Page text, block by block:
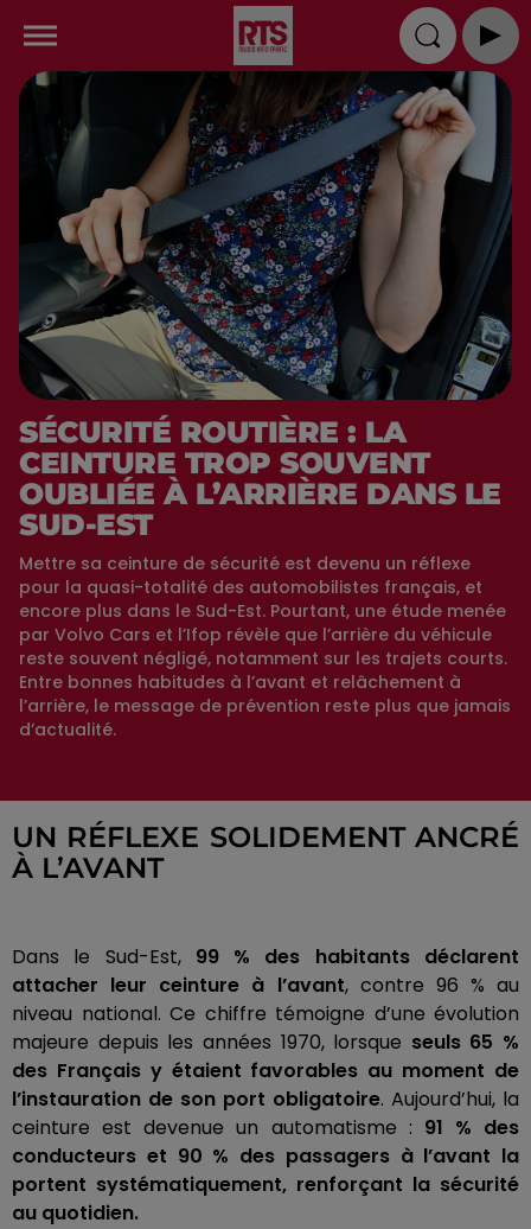
SÉCURITÉ ROUTIÈRE : LA
CEINTURE TROP SOUVENT
OUBLIÉE À L’ARRIÈRE DANS LE
SUD-EST
Mettre sa ceinture de sécurité est devenu un réflexe
pour la quasi-totalité des automobilistes français, et
encore plus dans le Sud-Est. Pourtant, une étude menée
par Volvo Cars et l’Ifop révèle que l’arrière du véhicule
reste souvent négligé, notamment sur les trajets courts.
Entre bonnes habitudes à l’avant et relâchement à
l’arrière, le message de prévention reste plus que jamais
d’actualité.
UN RÉFLEXE SOLIDEMENT ANCRÉ
À L’AVANT
Dans le Sud-Est,99 % des habitants déclarent
attacher leur ceinture à l’avant, contre 96 % au
niveau national. Ce chiffre témoigne d’une évolution
majeure depuis les années 1970, lorsque seuls 65 %
des Français y étaient favorables au moment de
l’instauration de son port obligatoire. Aujourd’hui, la
ceinture est devenue un automatisme : 91 % des
conducteurs et 90 % des passagers à l’avant la
portent systématiquement, renforçant la sécurité
au quotidien.